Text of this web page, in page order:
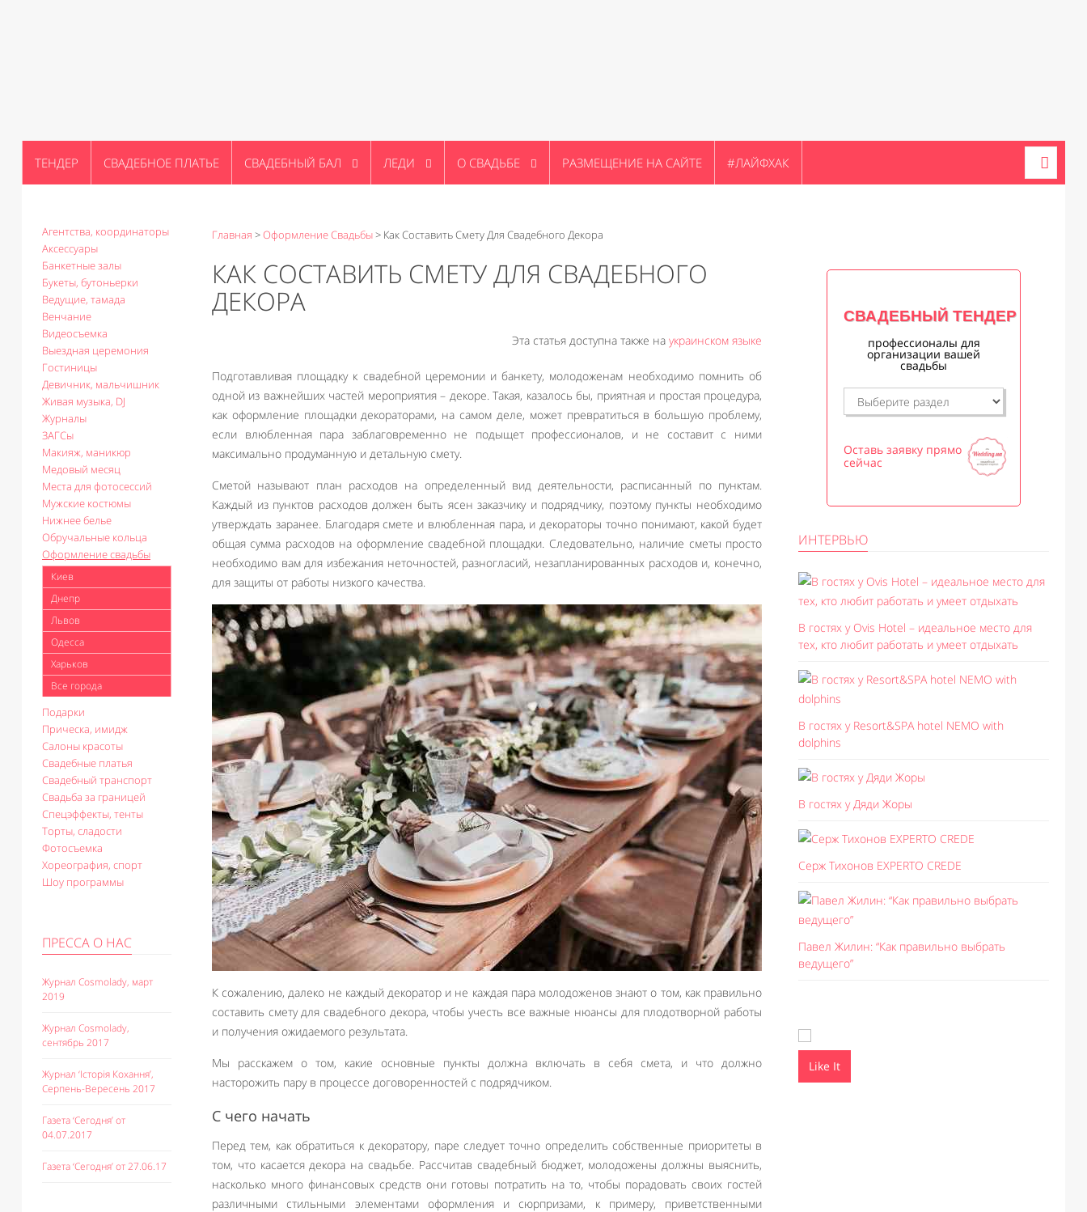
ТЕНДЕР СВАДЕБНОЕ ПЛАТЬЕ СВАДЕБНЫЙ БАЛ ЛЕДИ О СВАДЬБЕ РАЗМЕЩЕНИЕ НА САЙТЕ #ЛАЙФХАК
Агентства, координаторы
Аксессуары
Банкетные залы
Букеты, бутоньерки
Ведущие, тамада
Венчание
Видеосъемка
Выездная церемония
Гостиницы
Девичник, мальчишник
Живая музыка, DJ
Журналы
ЗАГСы
Макияж, маникюр
Медовый месяц
Места для фотосессий
Мужские костюмы
Нижнее белье
Обручальные кольца
Оформление свадьбы
Киев
Днепр
Львов
Одесса
Харьков
Все города
Подарки
Прическа, имидж
Салоны красоты
Свадебные платья
Свадебный транспорт
Свадьба за границей
Спецэффекты, тенты
Торты, сладости
Фотосъемка
Хореография, спорт
Шоу программы
ПРЕССА О НАС
Журнал Cosmolady, март
2019
Журнал Cosmolady,
сентябрь 2017
Журнал ‘Історія Кохання’,
Серпень-Вересень 2017
Газета ‘Сегодня’ от
04.07.2017
Газета ‘Сегодня’ от 27.06.17
Главная >Оформление Свадьбы> Как Составить Смету Для Свадебного Декора
КАК СОСТАВИТЬ СМЕТУ ДЛЯ СВАДЕБНОГО
ДЕКОРА
Эта статья доступна также на украинском языке
Подготавливая площадку к свадебной церемонии и банкету, молодоженам необходимо помнить об
одной из важнейших частей мероприятия – декоре. Такая, казалось бы, приятная и простая процедура,
как оформление площадки декораторами, на самом деле, может превратиться в большую проблему,
если влюбленная пара заблаговременно не подыщет профессионалов, и не составит с ними
максимально продуманную и детальную смету.
Сметой называют план расходов на определенный вид деятельности, расписанный по пунктам.
Каждый из пунктов расходов должен быть ясен заказчику и подрядчику, поэтому пункты необходимо
утверждать заранее. Благодаря смете и влюбленная пара, и декораторы точно понимают, какой будет
общая сумма расходов на оформление свадебной площадки. Следовательно, наличие сметы просто
необходимо вам для избежания неточностей, разногласий, незапланированных расходов и, конечно,
для защиты от работы низкого качества.
К сожалению, далеко не каждый декоратор и не каждая пара молодоженов знают о том, как правильно
составить смету для свадебного декора, чтобы учесть все важные нюансы для плодотворной работы
и получения ожидаемого результата.
Мы расскажем о том, какие основные пункты должна включать в себя смета, и что должно
насторожить пару в процессе договоренностей с подрядчиком.
С чего начать
Перед тем, как обратиться к декоратору, паре следует точно определить собственные приоритеты в
том, что касается декора на свадьбе. Рассчитав свадебный бюджет, молодожены должны выяснить,
насколько много финансовых средств они готовы потратить на то, чтобы порадовать своих гостей
различными стильными элементами оформления и сюрпризами, к примеру, приветственными
СВАДЕБНЫЙ ТЕНДЕР
профессионалы для
организации вашей
свадьбы
Оставь заявку прямо
сейчас
ИНТЕРВЬЮ
В гостях у Ovis Hotel – идеальное место для
тех, кто любит работать и умеет отдыхать
В гостях у Resort&SPA hotel NEMO with
dolphins
В гостях у Дяди Жоры
Серж Тихонов EXPERTO CREDE
Павел Жилин: “Как правильно выбрать
ведущего”
Like It